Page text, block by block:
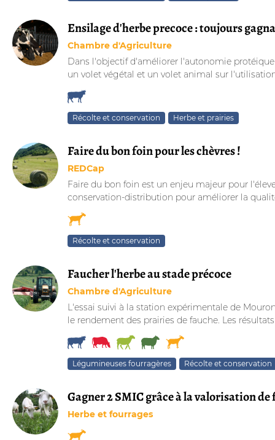
Ensilage d'herbe precoce : toujours
Chambre d'Agriculture
Dans l'objectif d'améliorer l'autonomie
un volet végétal et un volet animal sur
Récolte et conservation Herbe et prairies
Faire du bon foin pour les chèvres !
REDCap
Faire du bon foin est un enjeu majeur pour
conservation-distribution pour améliorer la
Récolte et conservation
Faucher l'herbe au stade précoce
Chambre d'Agriculture
L'essai suivi à la station expérimentale de
le rendement des prairies de fauche. Les
Légumineuses fourragères Récolte et conservation
Gagner 2 SMIC grâce à la valorisation
Herbe et fourrages